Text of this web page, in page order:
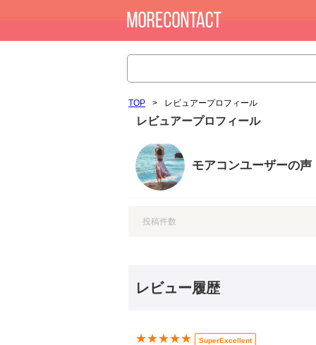
TOP > レビュアープロフィール
レビュアープロフィール
モアコンユーザーの声
投稿件数
レビュー履歴
★★★★★ SuperExcellent